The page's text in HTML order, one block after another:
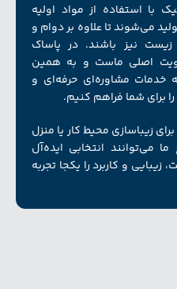
با استفاده از مواد اولیه
می‌شوند تا علاوه بر دوام و
زیست نیز باشند. در پاساک
اصلی ماست و به همین
خدمات مشاوره‌ای حرفه‌ای و
برای شما فراهم کنیم.
زیبا‌سازی محیط کار یا منزل
می‌توانند انتخابی ایده‌آل
زیبایی و کاربرد را یکجا تجربه